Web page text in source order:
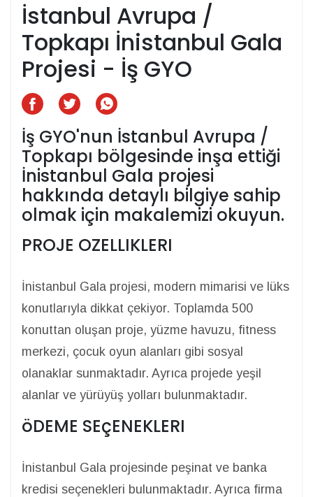
İstanbul Avrupa /
Topkapı İnistanbul Gala
Projesi - İş GYO
İş GYO'nun İstanbul Avrupa /
Topkapı bölgesinde inşa ettiği
İnistanbul Gala projesi
hakkında detaylı bilgiye sahip
olmak için makalemizi okuyun.
PROJE OZELLIKLERI
İnistanbul Gala projesi, modern mimarisi ve lüks
konutlarıyla dikkat çekiyor. Toplamda 500
konuttan oluşan proje, yüzme havuzu, fitness
merkezi, çocuk oyun alanları gibi sosyal
olanaklar sunmaktadır. Ayrıca projede yeşil
alanlar ve yürüyüş yolları bulunmaktadır.
öDEME SEçENEKLERI
İnistanbul Gala projesinde peşinat ve banka
kredisi seçenekleri bulunmaktadır. Ayrıca firma